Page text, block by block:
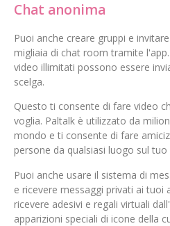
Chat anonima
Puoi anche creare gruppi e
migliaia di chat room tramite
video illimitati possono essere
scelga.
Questo ti consente di fare video
voglia. Paltalk è utilizzato da
mondo e ti consente di fare
persone da qualsiasi luogo sul
Puoi anche usare il sistema di
e ricevere messaggi privati ai tuoi
ricevere adesivi e regali virtuali
apparizioni speciali di icone della